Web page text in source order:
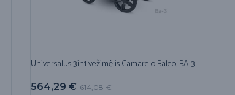
Universalus 3in1 vežimėlis Camarelo Baleo, BA-3
614,08€
564,29 €